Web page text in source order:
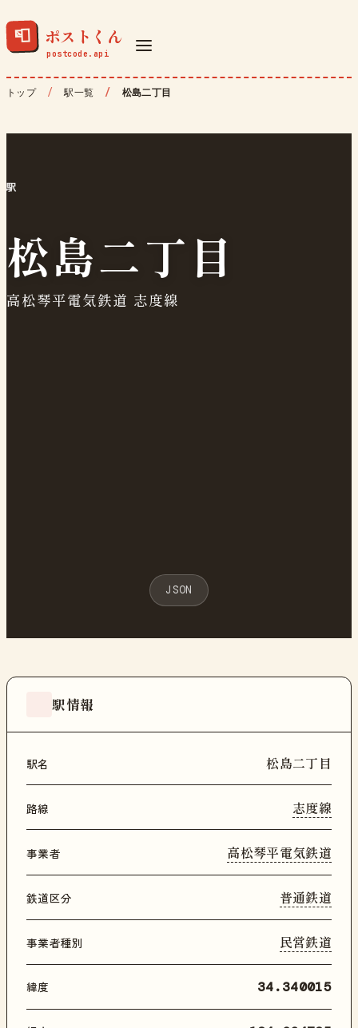
📮 ポストくん
トップ 駅一覧 松島二丁目
駅
松島二丁目
高松琴平電気鉄道 志度線
JSON
駅情報
駅名 松島二丁目
路線 志度線
事業者 高松琴平電気鉄道
鉄道区分 普通鉄道
事業者種別 民営鉄道
緯度 34.340015